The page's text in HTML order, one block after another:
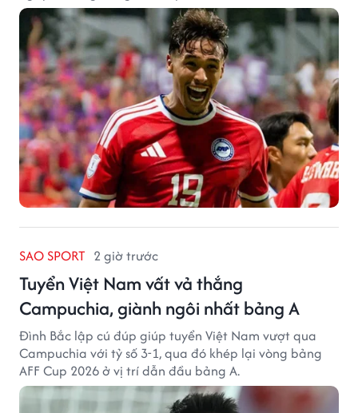
SAO SPORT 2 giờ trước
Tuyển Việt Nam vất vả thắng
Campuchia, giành ngôi nhất bảng A
Đình Bắc lập cú đúp giúp tuyển Việt Nam vượt qua
Campuchia với tỷ số 3-1, qua đó khép lại vòng bảng
AFF Cup 2026 ở vị trí dẫn đầu bảng A.